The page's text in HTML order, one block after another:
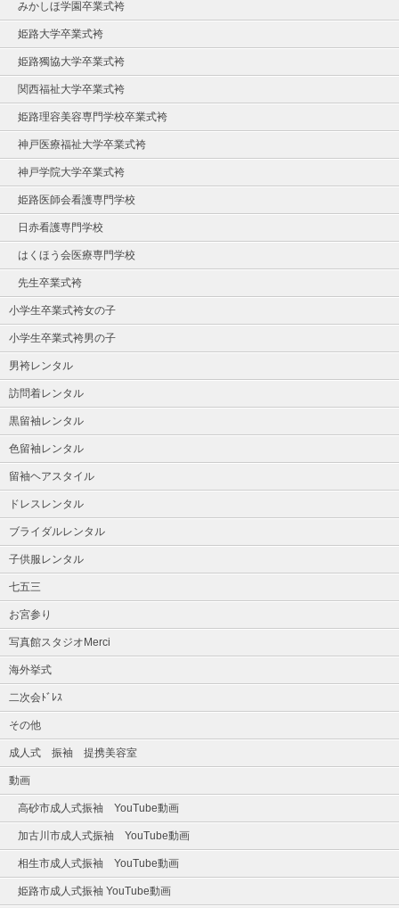
みかしほ学園卒業式袴
姫路大学卒業式袴
姫路獨協大学卒業式袴
関西福祉大学卒業式袴
姫路理容美容専門学校卒業式袴
神戸医療福祉大学卒業式袴
神戸学院大学卒業式袴
姫路医師会看護専門学校
日赤看護専門学校
はくほう会医療専門学校
先生卒業式袴
小学生卒業式袴女の子
小学生卒業式袴男の子
男袴レンタル
訪問着レンタル
黒留袖レンタル
色留袖レンタル
留袖ヘアスタイル
ドレスレンタル
ブライダルレンタル
子供服レンタル
七五三
お宮参り
写真館スタジオMerci
海外挙式
二次会ﾄﾞﾚｽ
その他
成人式 振袖 提携美容室
動画
高砂市成人式振袖 YouTube動画
加古川市成人式振袖 YouTube動画
相生市成人式振袖 YouTube動画
姫路市成人式振袖 YouTube動画